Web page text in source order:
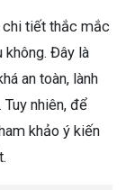
tiết thắc mắc
Đây là
an toàn, lành
nhiên, để
khảo ý kiến